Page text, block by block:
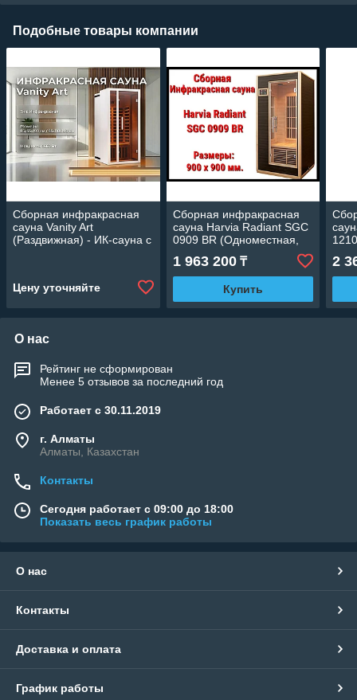
Подобные товары компании
Сборная инфракрасная
сауна Vanity Art
(Раздвижная) - ИК-сауна с
Цену уточняйте
Сборная инфракрасная
сауна Harvia Radiant SGC
0909 BR (Одноместная,
1 963 200₸
Купить
2
О нас
Рейтинг не сформирован
Менее 5 отзывов за последний год
Работает с 30.11.2019
г. Алматы
Алматы, Казахстан
Контакты
Сегодня работает с 09:00 до 18:00
Показать весь график работы
О нас
Контакты
Доставка и оплата
График работы